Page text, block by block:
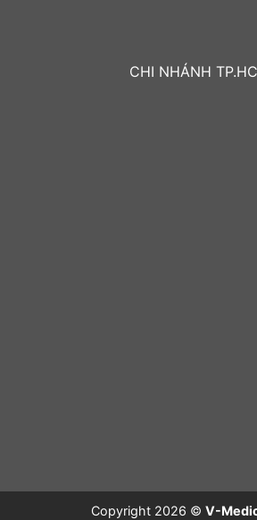
CHI NHÁNH
Copyright 2026 © V-